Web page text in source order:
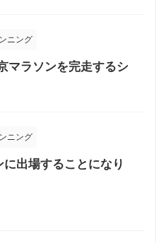
ニング
マラソンを完走するシ
ニング
出場することになり